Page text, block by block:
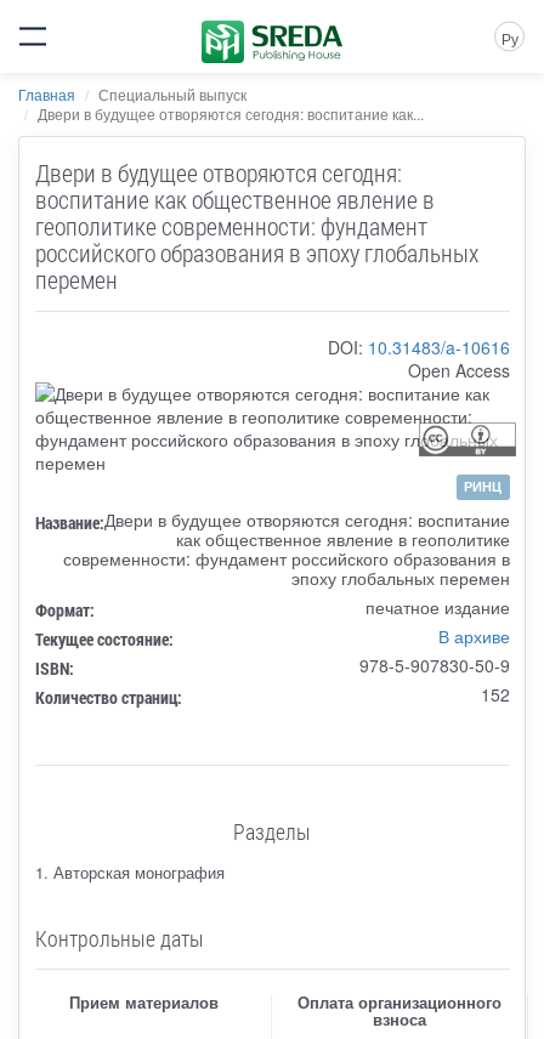
Ру
Главная
Специальный выпуск
Двери в будущее отворяются сегодня: воспитание как...
Двери в будущее отворяются сегодня:
воспитание как общественное явление в
геополитике современности: фундамент
российского образования в эпоху глобальных
перемен
DOI: 10.31483/a-10616
Open Access
РИНЦ
Название:Двери в будущее отворяются сегодня: воспитание
как общественное явление в геополитике
современности: фундамент российского образования в
эпоху глобальных перемен
Формат: печатное издание
Текущее состояние: В архиве
ISBN: 978-5-907830-50-9
Количество страниц: 152
Разделы
1. Авторская монография
Контрольные даты
Прием материалов Оплата организационного
взноса